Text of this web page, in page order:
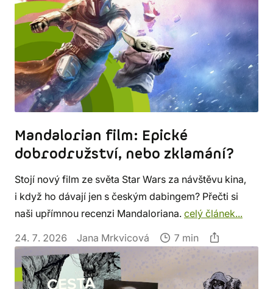
Mandalorian film: Epické
dobrodružství, nebo zklamání?
Stojí nový film ze světa Star Wars za návštěvu kina,
i když ho dávají jen s českým dabingem? Přečti si
naši upřímnou recenzi Mandaloriana. celý článek...
24. 7. 2026
Jana Mrkvicová 7 min